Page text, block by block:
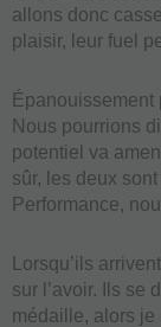
allons donc
plaisir, leur fuel
Épanouissement
Nous pourrions
potentiel va
sûr, les deux
Performance,
Lorsqu’ils
sur l’avoir. Ils se
médaille, alors je